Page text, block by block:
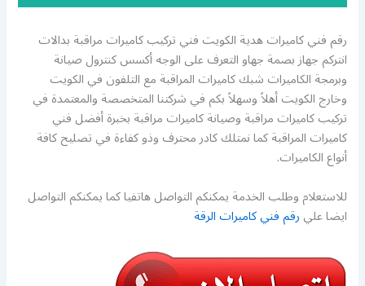
رقم فني كاميرات هدية الكويت فني تركيب كاميرات مراقبة بدالات
انتركم جهاز بصمة جهاو التعرف على الوجه أكسس كنترول صيانة
وبرمجة الكاميرات شبك كاميرات المراقبة مع التلفون في الكويت
وخارج الكويت أهلاً وسهلاً بكم في شركتنا المتخصصة والمعتمدة في
تركيب كاميرات مراقبة وصيانة كاميرات مراقبة بخبرة أفضل فني
كاميرات المراقبة كما نمتلك كادر محترف وذو كفاءة في تصليح كافة
أنواع الكاميرات.
للاستعلام وطلب الخدمة يمكنكم التواصل هاتفيا كما يمكنكم التواصل
ايضا عليرقم فني كاميرات الرقة